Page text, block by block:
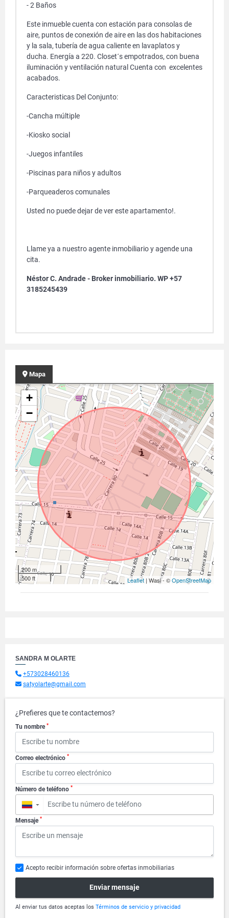
- 2 Baños
Este inmueble cuenta con estación para consolas de
aire, puntos de conexión de aire en las dos habitaciones
y la sala, tubería de agua caliente en lavaplatos y
ducha. Energía a 220. Closet´s empotrados, con buena
iluminación y ventilación natural Cuenta con excelentes
acabados.
Caracteristicas Del Conjunto:
-Cancha múltiple
-Kiosko social
-Juegos infantiles
-Piscinas para niños y adultos
-Parqueaderos comunales
Usted no puede dejar de ver este apartamento!.
Llame ya a nuestro agente inmobiliario y agende una
cita.
Néstor C. Andrade - Broker inmobiliario. WP +57
3185245439
Mapa
+
−
200 m
500 ft
Leaflet | Wasi - ©OpenStreetMap
SANDRA M OLARTE
+573028460136
satyolarte@gmail.com
¿Prefieres que te contactemos?
Tu nombre *
Correo electrónico *
Número de teléfono *
▼
Mensaje *
Acepto recibir información sobre ofertas inmobiliarias
Enviar mensaje
Al enviar tus datos aceptas los Términos de servicio y privacidad